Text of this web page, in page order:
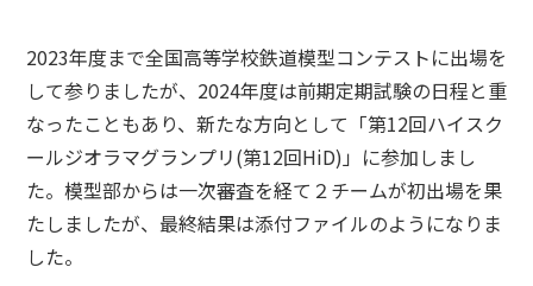
2023年度まで全国高等学校鉄道模型コンテストに出場を
して参りましたが、2024年度は前期定期試験の日程と重
なったこともあり、新たな方向として「第12回ハイスク
ールジオラマグランプリ(第12回HiD)」に参加しまし
た。模型部からは一次審査を経て２チームが初出場を果
たしましたが、最終結果は添付ファイルのようになりま
した。